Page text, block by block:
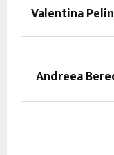
Valentina
Andreea